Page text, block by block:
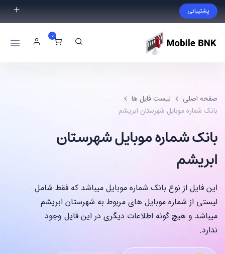
پشتیبانی
فایل مورد نظر خود را پیدا نکردید؟ با ما تماس بگیرید.
09999868721
0
صفحه اصلی
لیست فایل ها
بانک شماره موبایل شهرستان ابریشم
بانک شماره موبایل شهرستان
ابریشم
این فایل از نوع بانک شماره موبایل میباشد که فقط شامل
لیستی از شماره موبایل های مربوط به شهرستان ابریشم
میباشد و هیچ گونه اطلاعات دیگری در این فایل وجود
ندارد.